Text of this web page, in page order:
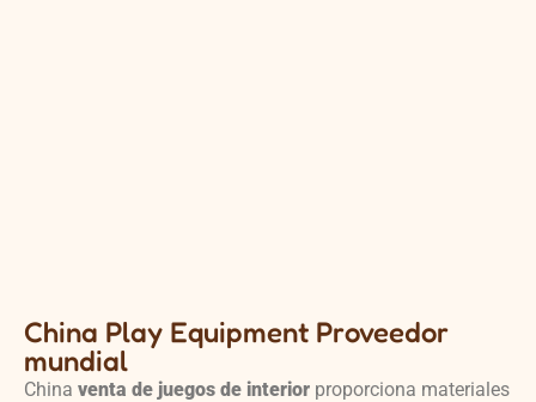
China Play Equipment Proveedor
mundial
China venta de juegos de interior proporciona materiales